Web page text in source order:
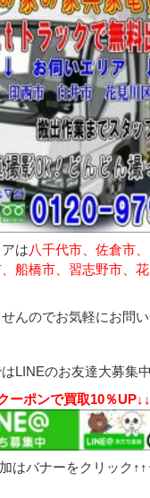
は八千代市、佐倉市
船橋市、習志野市、
んのでお気軽にお問い
LINEのお友達大募集中
ーポンで買取10％
はバナーをクリック